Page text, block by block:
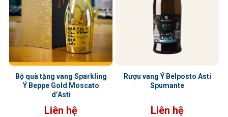
Bộ quà tặng vang Sparkling
Ý Beppe Gold Moscato
d’Asti
Liên hệ
Rượu vang Ý Belposto Asti
Spumante
Liên hệ